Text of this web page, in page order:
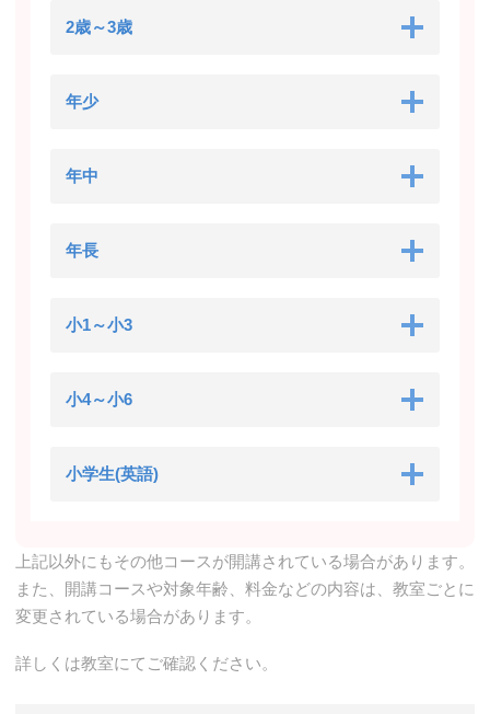
2歳～3歳
年少
年中
年長
小1～小3
小4～小6
小学生(英語)
上記以外にもその他コースが開講されている場合があります。
また、開講コースや対象年齢、料金などの内容は、教室ごとに
変更されている場合があります。
詳しくは教室にてご確認ください。